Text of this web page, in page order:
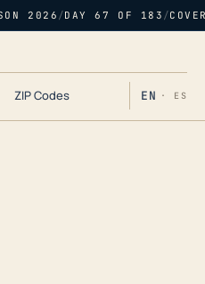
2026 /DAY 67 OF 183 /
ZIP Codes EN · ES